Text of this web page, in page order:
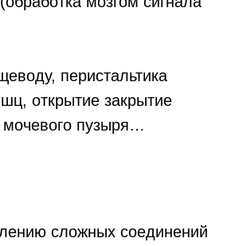
перистальтика
открытие закрытие
пузыря…
сложных соединений